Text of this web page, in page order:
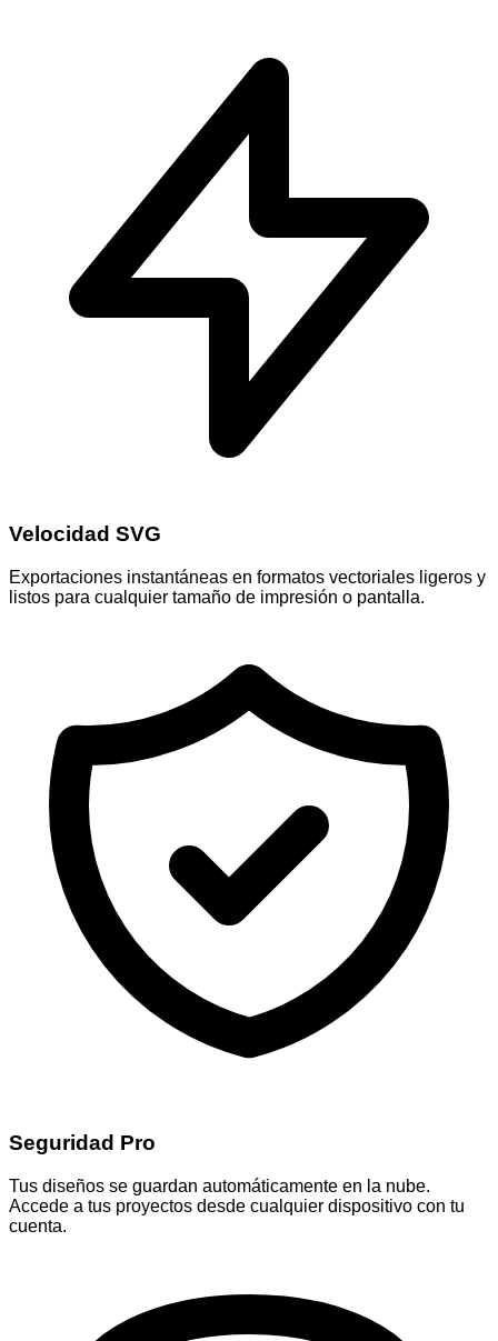
Velocidad SVG
Exportaciones instantáneas en formatos vectoriales ligeros y
listos para cualquier tamaño de impresión o pantalla.
Seguridad Pro
Tus diseños se guardan automáticamente en la nube.
Accede a tus proyectos desde cualquier dispositivo con tu
cuenta.